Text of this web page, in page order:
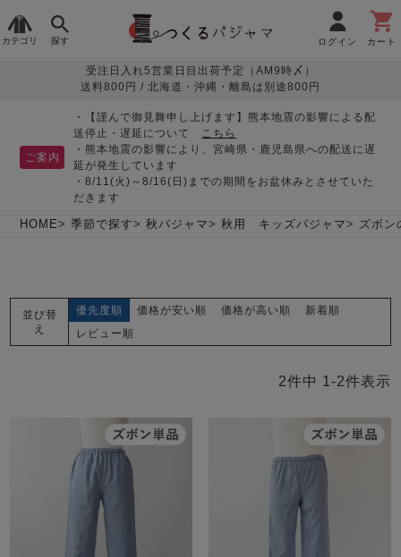
カテゴリ 探す ログイン カート
レディースパジャマ
冬
生地で
さがす
サッカー/ちぢみ 楊
起毛/フランネル
目的別で
さがす
敏感肌用
パジャマ
入院・介護
胸が目立たない
マタニティ
パジャマ
体型別におすすめパジ
ャマ
ルームウェア
デザインで
さがす
羽織・バスロ
夏パジャマ特集 つくるパジャマとは
お支払い・送料・配送
について
会社概要 安心の日本製
受注日入れ5営業日目出荷予定（AM9時〆）
送料800円 / 北海道・沖縄・離島は別途800円
ご案内
・【謹んで御見舞申し上げます】熊本地震の影響による配
送停止・遅延について こちら
・熊本地震の影響により、宮崎県・鹿児島県への配送に遅
延が発生しています
・8/11(火)～8/16(日)までの期間をお盆休みとさせていた
だきます
HOME 季節で探す 秋パジャマ 秋用 キッズパジャマ ズボン
並び替
え
優先度順 価格が安い順 価格が高い順
新着順
レビュー順
2件中 1 -2件表示